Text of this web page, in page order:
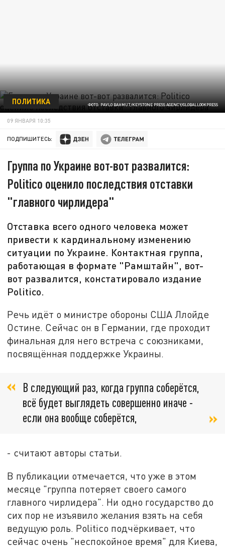
ФОТО: PAVLO BAHMUT/KEYSTONE PRESS AGENCY/GLOBALLOOKPRESS
ПОЛИТИКА
09 ЯНВАРЯ 10:35
ПОДПИШИТЕСЬ:
Группа по Украине вот-вот развалится:
Politico оценило последствия отставки
"главного чирлидера"
Отставка всего одного человека может
привести к кардинальному изменению
ситуации по Украине. Контактная группа,
работающая в формате "Рамштайн", вот-
вот развалится, констатировало издание
Politico.
Речь идёт о министре обороны США Ллойде
Остине. Сейчас он в Германии, где проходит
финальная для него встреча с союзниками,
посвящённая поддержке Украины.
В следующий раз, когда группа соберётся,
всё будет выглядеть совершенно иначе -
если она вообще соберётся,
- считают авторы статьи.
В публикации отмечается, что уже в этом
месяце "группа потеряет своего самого
главного чирлидера". Ни одно государство до
сих пор не изъявило желания взять на себя
ведущую роль. Politico подчёркивает, что
сейчас очень "неспокойное время" для Киева,